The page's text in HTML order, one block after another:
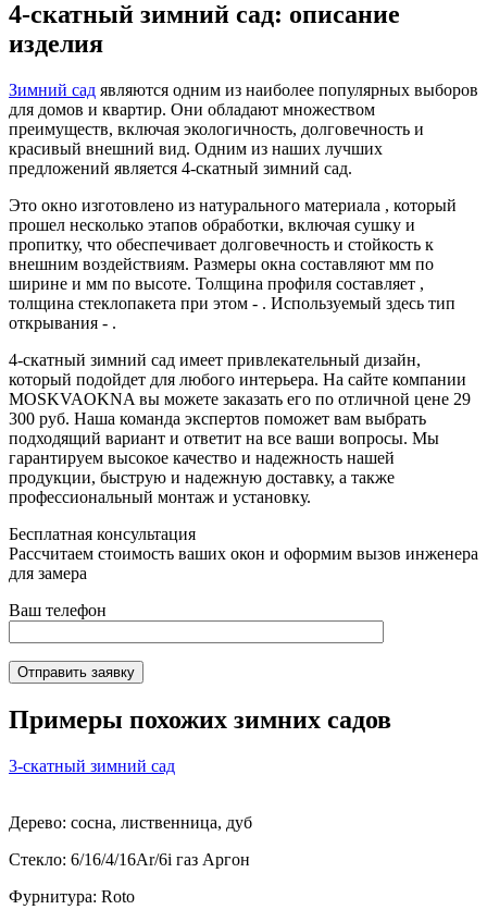
4-скатный зимний сад: описание
изделия
Зимний сад являются одним из наиболее популярных выборов
для домов и квартир. Они обладают множеством
преимуществ, включая экологичность, долговечность и
красивый внешний вид. Одним из наших лучших
предложений является 4-скатный зимний сад.
Это окно изготовлено из натурального материала , который
прошел несколько этапов обработки, включая сушку и
пропитку, что обеспечивает долговечность и стойкость к
внешним воздействиям. Размеры окна составляют мм по
ширине и мм по высоте. Толщина профиля составляет ,
толщина стеклопакета при этом - . Используемый здесь тип
открывания - .
4-скатный зимний сад имеет привлекательный дизайн,
который подойдет для любого интерьера. На сайте компании
MOSKVAOKNA вы можете заказать его по отличной цене 29
300 руб. Наша команда экспертов поможет вам выбрать
подходящий вариант и ответит на все ваши вопросы. Мы
гарантируем высокое качество и надежность нашей
продукции, быструю и надежную доставку, а также
профессиональный монтаж и установку.
Бесплатная консультация
Рассчитаем стоимость ваших окон и оформим вызов инженера
для замера
Ваш телефон
Отправить заявку
Примеры похожих зимних садов
3-скатный зимний сад
Дерево: сосна, лиственница, дуб
Стекло: 6/16/4/16Ar/6i газ Аргон
Фурнитура: Roto